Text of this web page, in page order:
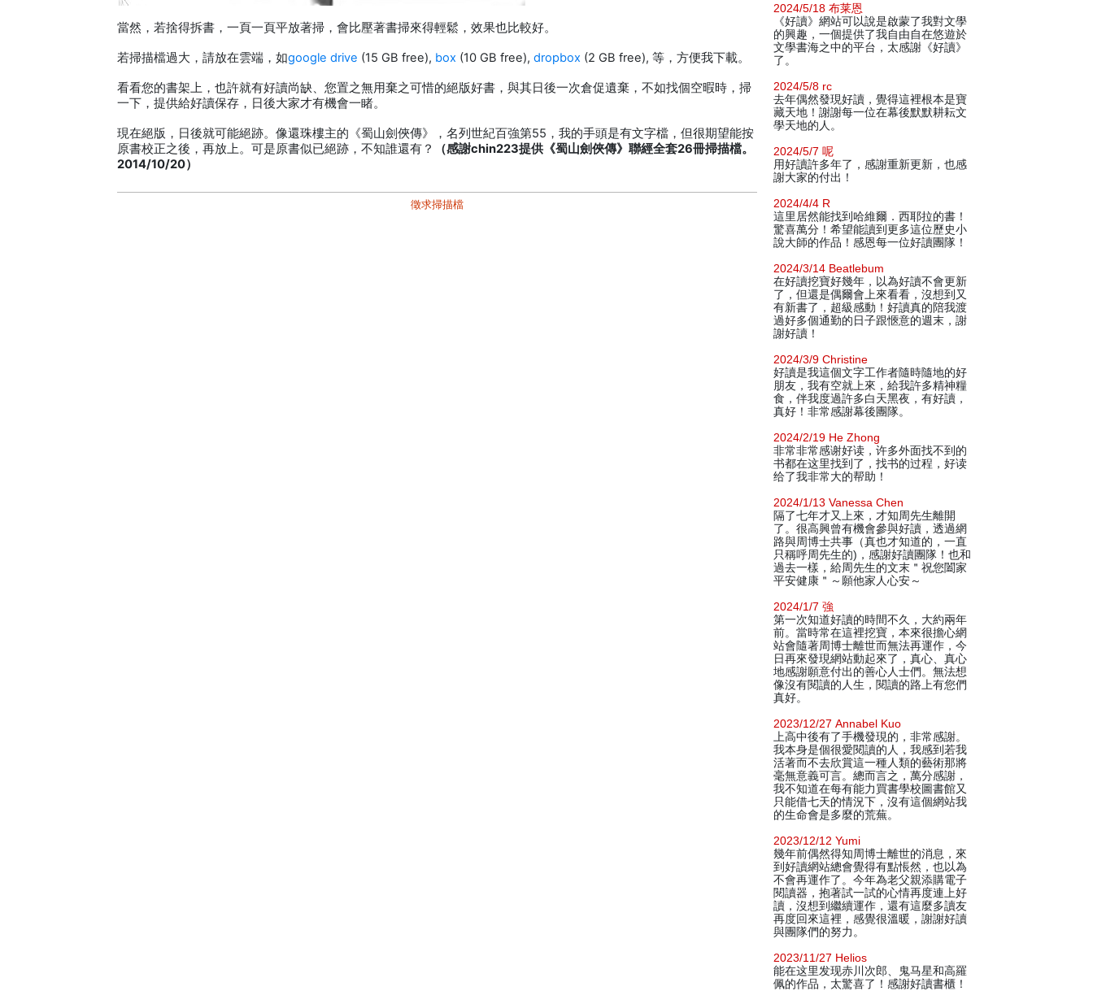
當然，若捨得拆書，一頁一頁平放著掃，會比壓著書掃來得輕鬆，效果也比較好。
若掃描檔過大，請放在雲端，如google drive (15 GB free), box (10 GB free),dropbox (2 GB free), 等，方便我下載。
看看您的書架上，也許就有好讀尚缺、您置之無用棄之可惜的絕版好書，與其日後一次倉促遺棄，不如找個空暇時，掃
一下，提供給好讀保存，日後大家才有機會一睹。
現在絕版，日後就可能絕跡。像還珠樓主的《蜀山劍俠傳》，名列世紀百強第55，我的手頭是有文字檔，但很期望能按
原書校正之後，再放上。可是原書似已絕跡，不知誰還有？
（感謝chin223提供《蜀山劍俠傳》聯經全套26冊掃描檔。
2014/10/20）
徵求掃描檔
2024/5/18 布莱恩
《好讀》網站可以說是啟蒙了我對文學
的興趣，一個提供了我自由自在悠遊於
文學書海之中的平台，太感謝《好讀》
了。
2024/5/8 rc
去年偶然發現好讀，覺得這裡根本是寶
藏天地！謝謝每一位在幕後默默耕耘文
學天地的人。
2024/5/7 呢
用好讀許多年了，感謝重新更新，也感
謝大家的付出！
2024/4/4 R
這里居然能找到哈維爾．西耶拉的書！
驚喜萬分！希望能讀到更多這位歷史小
說大師的作品！感恩每一位好讀團隊！
2024/3/14 Beatlebum
在好讀挖寶好幾年，以為好讀不會更新
了，但還是偶爾會上來看看，沒想到又
有新書了，超級感動！好讀真的陪我渡
過好多個通勤的日子跟愜意的週末，謝
謝好讀！
2024/3/9 Christine
好讀是我這個文字工作者隨時隨地的好
朋友，我有空就上來，給我許多精神糧
食，伴我度過許多白天黑夜，有好讀，
真好！非常感謝幕後團隊。
2024/2/19 He Zhong
非常非常感谢好读，许多外面找不到的
书都在这里找到了，找书的过程，好读
给了我非常大的帮助！
2024/1/13 Vanessa Chen
隔了七年才又上來，才知周先生離開
了。很高興曾有機會參與好讀，透過網
路與周博士共事（真也才知道的，一直
只稱呼周先生的)，感謝好讀團隊！也和
過去一樣，給周先生的文末＂祝您闔家
平安健康＂～願他家人心安～
2024/1/7 強
第一次知道好讀的時間不久，大約兩年
前。當時常在這裡挖寶，本來很擔心網
站會隨著周博士離世而無法再運作，今
日再來發現網站動起來了，真心、真心
地感謝願意付出的善心人士們。無法想
像沒有閱讀的人生，閱讀的路上有您們
真好。
2023/12/27 Annabel Kuo
上高中後有了手機發現的，非常感謝。
我本身是個很愛閱讀的人，我感到若我
活著而不去欣賞這一種人類的藝術那將
毫無意義可言。總而言之，萬分感謝，
我不知道在每有能力買書學校圖書館又
只能借七天的情況下，沒有這個網站我
的生命會是多麼的荒蕪。
2023/12/12 Yumi
幾年前偶然得知周博士離世的消息，來
到好讀網站總會覺得有點悵然，也以為
不會再運作了。今年為老父親添購電子
閱讀器，抱著試一試的心情再度連上好
讀，沒想到繼續運作，還有這麼多讀友
再度回來這裡，感覺很溫暖，謝謝好讀
與團隊們的努力。
2023/11/27 Helios
能在这里发现赤川次郎、鬼马星和高羅
佩的作品，太驚喜了！感謝好讀書櫃！